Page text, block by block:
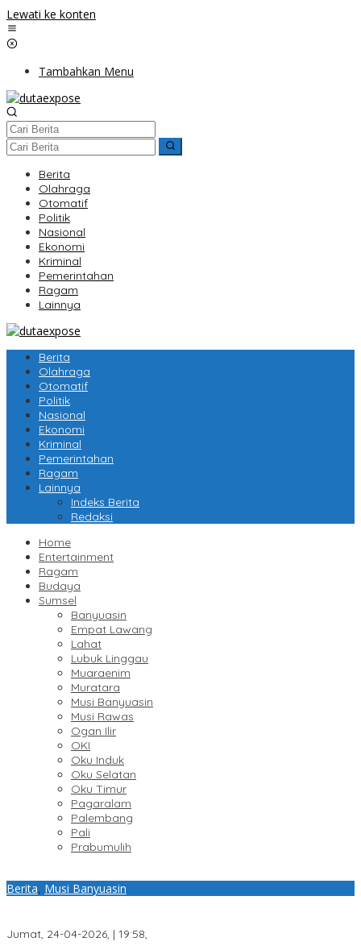
Lewati ke konten
Tambahkan Menu
Berita
Olahraga
Otomatif
Politik
Nasional
Ekonomi
Kriminal
Pemerintahan
Ragam
Lainnya
Berita
Olahraga
Otomatif
Politik
Nasional
Ekonomi
Kriminal
Pemerintahan
Ragam
Lainnya
Indeks Berita
Redaksi
Home
Entertainment
Ragam
Budaya
Sumsel
Banyuasin
Empat Lawang
Lahat
Lubuk Linggau
Muaraenim
Muratara
Musi Banyuasin
Musi Rawas
Ogan Ilir
OKI
Oku Induk
Oku Selatan
Oku Timur
Pagaralam
Palembang
Pali
Prabumulih
Berita, Musi Banyuasin
Jumat, 24-04-2026, | 19:58,